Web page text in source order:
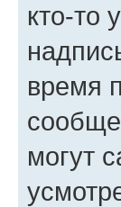
кто-то
время
могут